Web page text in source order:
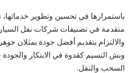
باستمرارها في تحسين وتطوير
متقدمة في تصنيفات شركات نقل
والالتزام بتقديم أفضل جودة يمثلان
ونش النسيم كقدوة في الابتكار
السحب والنقل.